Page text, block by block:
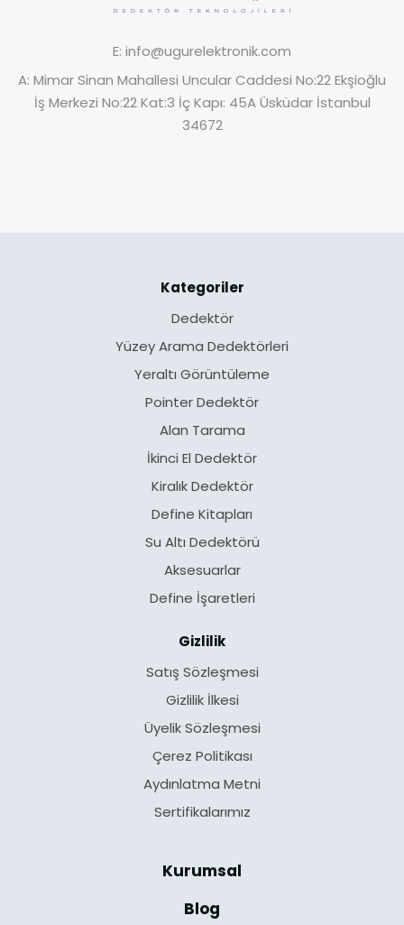
E: info@ugurelektronik.com
A: Mimar Sinan Mahallesi Uncular Caddesi No:22 Ekşioğlu
İş Merkezi No:22 Kat:3 İç Kapı: 45A Üsküdar İstanbul
34672
Kategoriler
Dedektör
Yüzey Arama Dedektörleri
Yeraltı Görüntüleme
Pointer Dedektör
Alan Tarama
İkinci El Dedektör
Kiralık Dedektör
Define Kitapları
Su Altı Dedektörü
Aksesuarlar
Define İşaretleri
Gizlilik
Satış Sözleşmesi
Gizlilik İlkesi
Üyelik Sözleşmesi
Çerez Politikası
Aydınlatma Metni
Sertifikalarımız
Kurumsal
Blog